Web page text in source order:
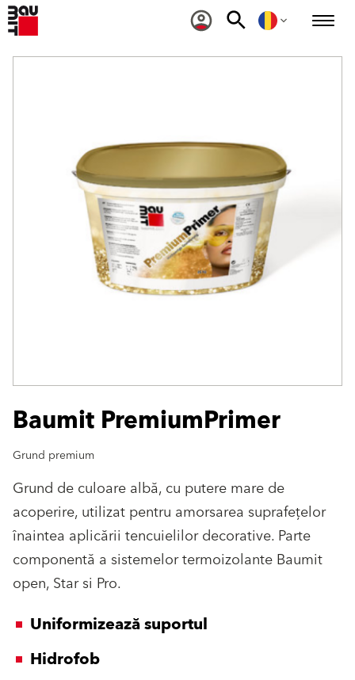
Baumit PremiumPrimer
Grund premium
Grund de culoare albă, cu putere mare de
acoperire, utilizat pentru amorsarea suprafeţelor
înaintea aplicării tencuielilor decorative. Parte
componentă a sistemelor termoizolante Baumit
open, Star si Pro.
Uniformizează suportul
Hidrofob